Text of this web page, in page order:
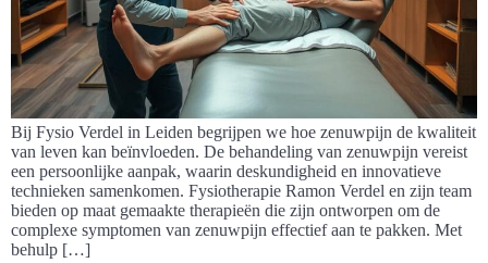
Bij Fysio Verdel in Leiden begrijpen we hoe zenuwpijn de kwaliteit
van leven kan beïnvloeden. De behandeling van zenuwpijn vereist
een persoonlijke aanpak, waarin deskundigheid en innovatieve
technieken samenkomen. Fysiotherapie Ramon Verdel en zijn team
bieden op maat gemaakte therapieën die zijn ontworpen om de
complexe symptomen van zenuwpijn effectief aan te pakken. Met
behulp […]